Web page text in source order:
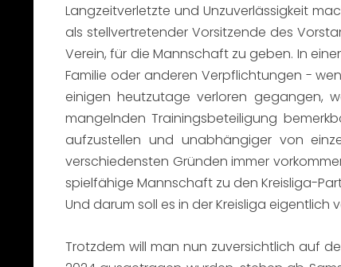
Langzeitverletzte und Unzuverlässigkeit
als stellvertretender Vorsitzende des
Verein, für die Mannschaft zu geben. In
Familie oder anderen Verpflichtungen -
einigen heutzutage verloren gegangen,
mangelnden Trainingsbeteiligung
aufzustellen und unabhängiger von
verschiedensten Gründen immer
spielfähige Mannschaft zu den Kreisliga-
Und darum soll es in der Kreisliga eigentlich
Trotzdem will man nun zuversichtlich auf